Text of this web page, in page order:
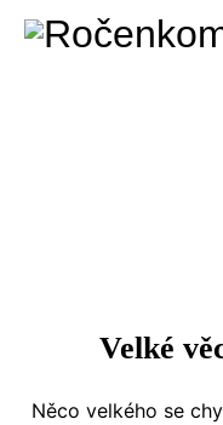
Velké
Něco velkého se